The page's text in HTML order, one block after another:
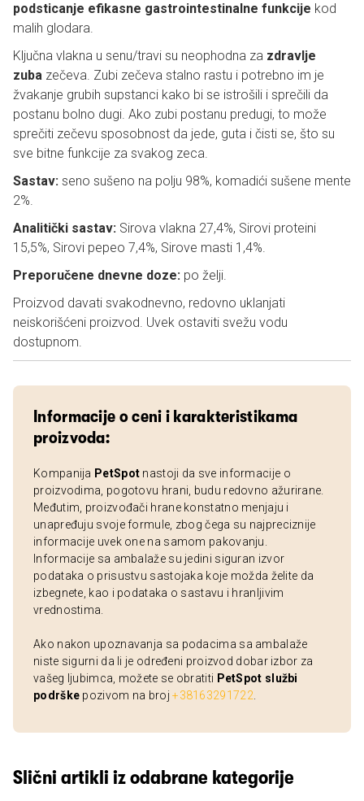
podsticanje efikasne gastrointestinalne funkcije kod
malih glodara.
Ključna vlakna u senu/travi su neophodna za zdravlje
zuba zečeva. Zubi zečeva stalno rastu i potrebno im je
žvakanje grubih supstanci kako bi se istrošili i sprečili da
postanu bolno dugi. Ako zubi postanu predugi, to može
sprečiti zečevu sposobnost da jede, guta i čisti se, što su
sve bitne funkcije za svakog zeca.
Sastav: seno sušeno na polju 98%, komadići sušene mente
2%.
Analitički sastav: Sirova vlakna 27,4%, Sirovi proteini
15,5%, Sirovi pepeo 7,4%, Sirove masti 1,4%.
Preporučene dnevne doze: po želji.
Proizvod davati svakodnevno, redovno uklanjati
neiskorišćeni proizvod. Uvek ostaviti svežu vodu
dostupnom.
Informacije o ceni i karakteristikama
proizvoda:
Kompanija PetSpot nastoji da sve informacije o
proizvodima, pogotovu hrani, budu redovno ažurirane.
Međutim, proizvođači hrane konstatno menjaju i
unapređuju svoje formule, zbog čega su najpreciznije
informacije uvek one na samom pakovanju.
Informacije sa ambalaže su jedini siguran izvor
podataka o prisustvu sastojaka koje možda želite da
izbegnete, kao i podataka o sastavu i hranljivim
vrednostima.
Ako nakon upoznavanja sa podacima sa ambalaže
niste sigurni da li je određeni proizvod dobar izbor za
vašeg ljubimca, možete se obratiti PetSpot službi
podrške pozivom na broj+38163291722
Slični artikli iz odabrane kategorije